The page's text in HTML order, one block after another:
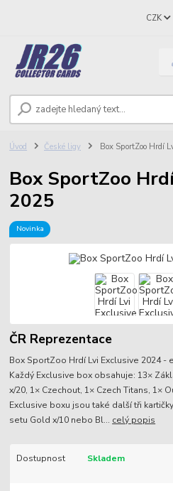
CZK
Úvod České ligy Box SportZoo Hrdí
Box SportZoo
2025
Novinka
ČR Reprezentace
Box SportZoo Hrdí Lvi Exclusive 2024
Každý Exclusive box obsahuje: 13×
x/20, 1× Czechout, 1× Czech Titans, 1×
Exclusive boxu jsou také další tři
setu Gold x/10 nebo Bl... celý popis
Dostupnost Skladem